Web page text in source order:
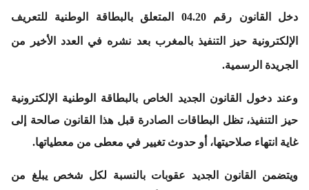
دخل القانون رقم 04.20 المتعلق بالبطاقة الوطنية للتعريف
الإلكترونية حيز التنفيذ بالمغرب بعد نشره في العدد الأخير من
الجريدة الرسمية.
وعند دخول القانون الجديد الخاص بالبطاقة الوطنية الإلكترونية
حيز التنفيذ، تظل البطاقات الصادرة قبل هذا القانون صالحة إلى
غاية انتهاء صلاحيتها، أو حدوث تغيير في معطى من معطياتها.
ويتضمن القانون الجديد عقوبات بالنسبة لكل شخص يبلغ من